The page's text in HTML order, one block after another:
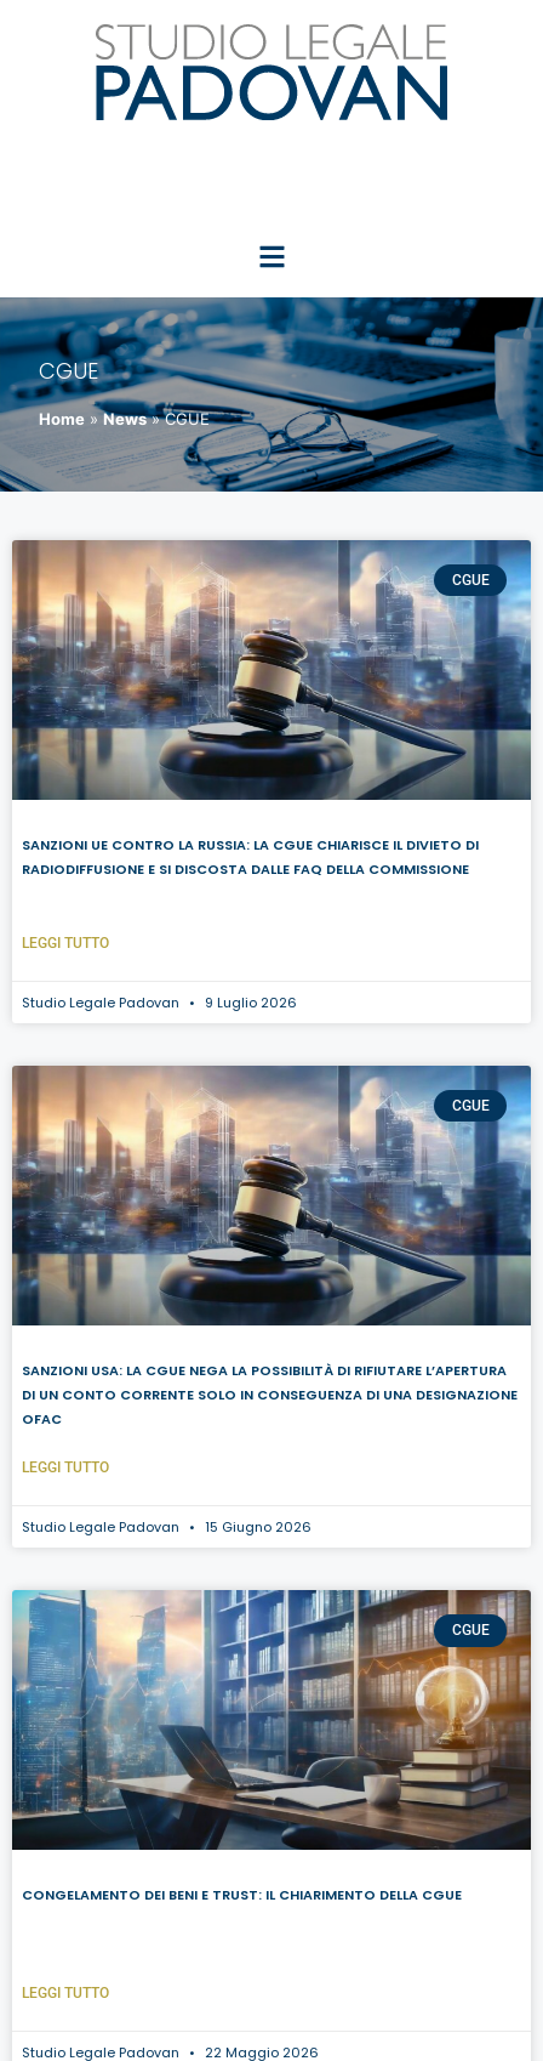
CGUE
Home » News » CGUE
CGUE
SANZIONI UE CONTRO LA RUSSIA: LA CGUE CHIARISCE IL DIVIETO DI
RADIODIFFUSIONE E SI DISCOSTA DALLE FAQ DELLA COMMISSIONE
LEGGI TUTTO
Studio Legale Padovan 9 Luglio 2026
CGUE
SANZIONI USA: LA CGUE NEGA LA POSSIBILITÀ DI RIFIUTARE L’APERTURA
DI UN CONTO CORRENTE SOLO IN CONSEGUENZA DI UNA DESIGNAZIONE
OFAC
LEGGI TUTTO
Studio Legale Padovan 15 Giugno 2026
CGUE
CONGELAMENTO DEI BENI E TRUST: IL CHIARIMENTO DELLA CGUE
LEGGI TUTTO
Studio Legale Padovan 22 Maggio 2026